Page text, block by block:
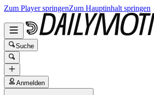
Zum Player springenZum Hauptinhalt springen
Suche
Anmelden